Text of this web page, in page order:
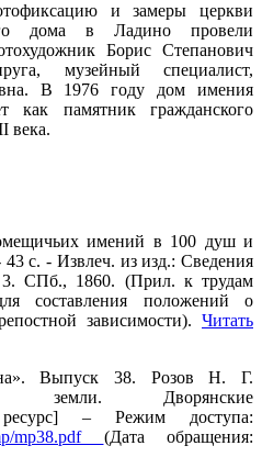
и замеры церкви
дома в Ладино провели
Борис Степанович
музейный специалист,
В 1976 году дом имения
как памятник гражданского
века.
имений в 100 душ и
с. - Извлеч. из изд.: Сведения
СПб., 1860. (Прил. к трудам
составления положений о
зависимости). Читать
Выпуск 38. Розов Н. Г.
земли. Дворянские
– Режим доступа:
mp38.pdf (Дата обращения: